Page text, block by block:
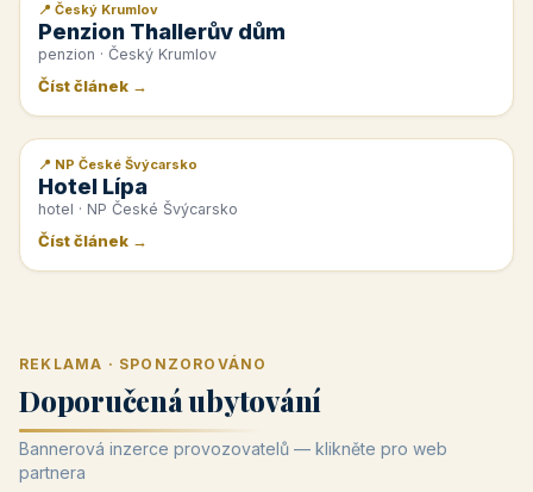
📰 PR článek
📍 Český Krumlov
Penzion Thallerův dům
penzion · Český Krumlov
Číst článek →
📰 PR článek
📍 NP České Švýcarsko
Hotel Lípa
hotel · NP České Švýcarsko
Číst článek →
REKLAMA · SPONZOROVÁNO
Doporučená ubytování
Bannerová inzerce provozovatelů — klikněte pro web
partnera